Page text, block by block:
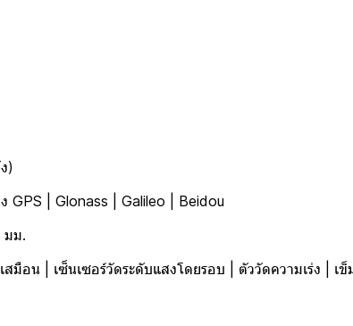
)
GPS | Glonass | Galileo | Beidou
มม.
มือน | เซ็นเซอร์วัดระดับแสงโดยรอบ | ตัววัดความเร่ง | เ